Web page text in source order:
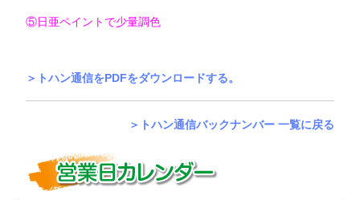
⑤日亜ペイントで少量調色
＞トハン通信をPDFをダウンロードする。
＞トハン通信バックナンバー 一覧に戻る